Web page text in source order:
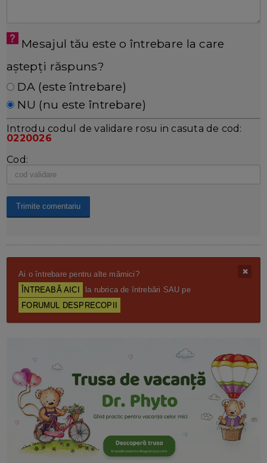
Mesajul tău este o întrebare la care
aștepți răspuns?
DA (este întrebare)
NU (nu este întrebare)
Introdu codul de validare rosu in casuta de cod:
0220026
Cod:
Ai o întrebare pentru alte mămici?
ÎNTREABĂ AICI
la rubrica de întrebări SAU pe
FORUMUL DESPRECOPII